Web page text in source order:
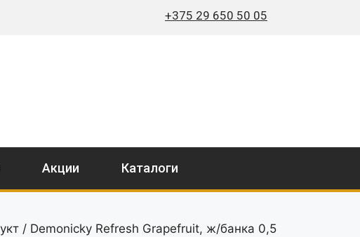
+375 29 650 50 05
Акции Каталоги
/ Demonicky Refresh Grapefruit, ж/банка 0,5